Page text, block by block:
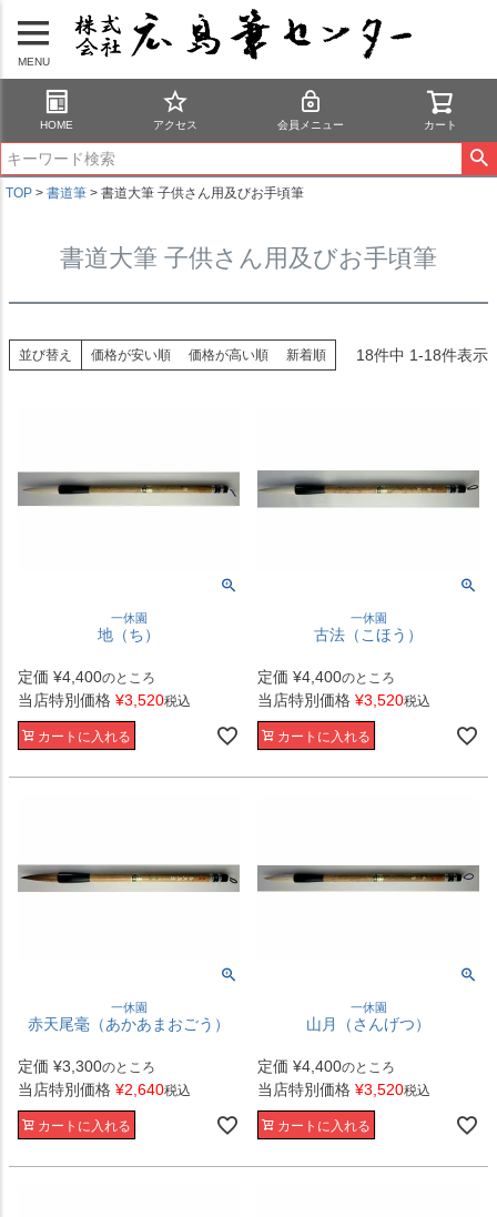
MENU
HOME アクセス 会員メニュー カート
TOP 書道筆 書道大筆 子供さん用及びお手頃筆
書道大筆 子供さん用及びお手頃筆
並び替え 価格が安い順 価格が高い順 新着順 18件中 1-18件表示
一休園
地（ち）
定価 ¥4,400のところ
当店特別価格 ¥3,520税込
カートに入れる
一休園
古法（こほう）
定価 ¥4,400のところ
当店特別価格 ¥3,520税込
カートに入れる
一休園
赤天尾毫（あかあまおごう）
定価 ¥3,300のところ
当店特別価格 ¥2,640税込
カートに入れる
一休園
山月（さんげつ）
定価 ¥4,400のところ
当店特別価格 ¥3,520税込
カートに入れる